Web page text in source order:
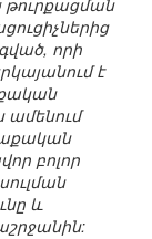
թուրքացման
որի
է
ամենում
բոլոր
և